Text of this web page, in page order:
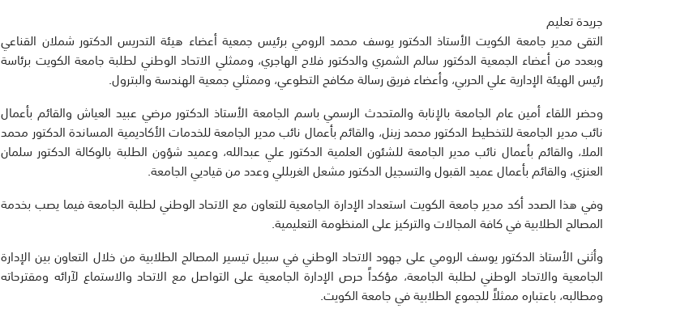
جريدة تعليم
التقى مدير جامعة الكويت الأستاذ الدكتور يوسف محمد الرومي برئيس جمعية أعضاء هيئة التدريس الدكتور شملان القناعي
وبعدد من أعضاء الجمعية الدكتور سالم الشمري والدكتور فلاح الهاجري، وممثلي الاتحاد الوطني لطلبة جامعة الكويت برئاسة
رئيس الهيئة الإدارية علي الحربي، وأعضاء فريق رسالة مكافح التطوعي، وممثلي جمعية الهندسة والبترول.
وحضر اللقاء أمين عام الجامعة بالإنابة والمتحدث الرسمي باسم الجامعة الأستاذ الدكتور مرضي عبيد العياش والقائم بأعمال
نائب مدير الجامعة للتخطيط الدكتور محمد زينل، والقائم بأعمال نائب مدير الجامعة للخدمات الأكاديمية المساندة الدكتور محمد
الملا، والقائم بأعمال نائب مدير الجامعة للشئون العلمية الدكتور علي عبدالله، وعميد شؤون الطلبة بالوكالة الدكتور سلمان
العنزي، والقائم بأعمال عميد القبول والتسجيل الدكتور مشعل الغربللي وعدد من قياديي الجامعة.
وفي هذا الصدد أكد مدير جامعة الكويت استعداد الإدارة الجامعية للتعاون مع الاتحاد الوطني لطلبة الجامعة فيما يصب بخدمة
المصالح الطلابية في كافة المجالات والتركيز على المنظومة التعليمية.
وأثنى الأستاذ الدكتور يوسف الرومي على جهود الاتحاد الوطني في سبيل تيسير المصالح الطلابية من خلال التعاون بين الإدارة
الجامعية والاتحاد الوطني لطلبة الجامعة، مؤكداً حرص الإدارة الجامعية على التواصل مع الاتحاد والاستماع لآرائه ومقترحاته
ومطالبه، باعتباره ممثلاً للجموع الطلابية في جامعة الكويت.